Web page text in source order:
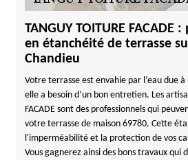
TANGUY TOITURE FACADE
en étanchéité de terrasse
Chandieu
Votre terrasse est envahie par l’eau due
elle a besoin d’un bon entretien. Les
FACADE sont des professionnels qui
votre terrasse de maison 69780. Cette
l'imperméabilité et la protection de vos
Vous gagnerez ainsi des bons travaux qui